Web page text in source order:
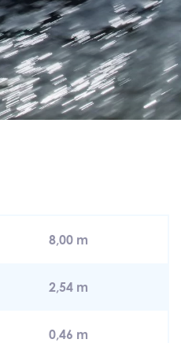
8,00 m
2,54 m
0,46 m